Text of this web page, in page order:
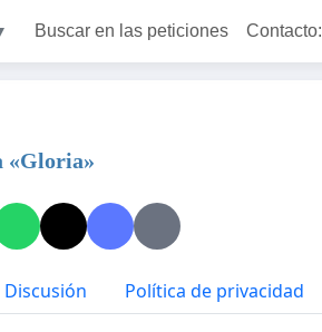
Buscar en las peticiones Contacto:
«Gloria»
Discusión Política de privacidad